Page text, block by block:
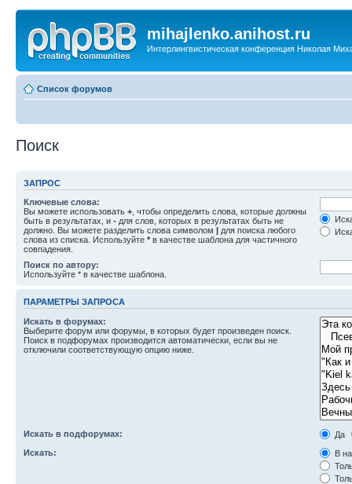
mihajlenko.anihost.ru
Интерлингвистическая конференция Николая
Список форумов
Поиск
ЗАПРОС
Ключевые слова:
Вы можете использовать + , чтобы определить слова, которые должны
быть в результатах, и - для слов, которых в результатах быть не
должно. Вы можете разделить слова символом | для поиска любого
слова из списка. Используйте * в качестве шаблона для частичного
совпадения.
Поиск по автору:
Используйте * в качестве шаблона.
ПАРАМЕТРЫ ЗАПРОСА
Искать в форумах:
Выберите форум или форумы, в которых будет произведен поиск.
Поиск в подфорумах производится автоматически, если вы не
отключили соответствующую опцию ниже.
Искать в подфорумах:
Да
Искать:
В